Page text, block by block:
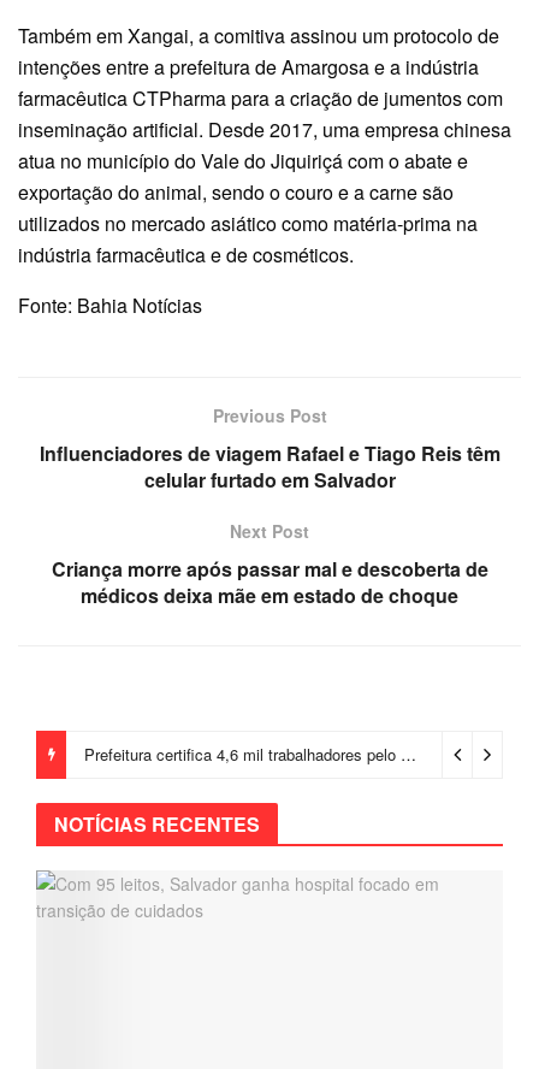
Também em Xangai, a comitiva assinou um protocolo de
intenções entre a prefeitura de Amargosa e a indústria
farmacêutica CTPharma para a criação de jumentos com
inseminação artificial. Desde 2017, uma empresa chinesa
atua no município do Vale do Jiquiriçá com o abate e
exportação do animal, sendo o couro e a carne são
utilizados no mercado asiático como matéria-prima na
indústria farmacêutica e de cosméticos.
Fonte: Bahia Notícias
Previous Post
Influenciadores de viagem Rafael e Tiago Reis têm
celular furtado em Salvador
Next Post
Criança morre após passar mal e descoberta de
médicos deixa mãe em estado de choque
Prefeitura certifica 4,6 mil trabalhadores pelo programa Treinar para Empregar e realiza Feirão de Empregabilidade
NOTÍCIAS RECENTES